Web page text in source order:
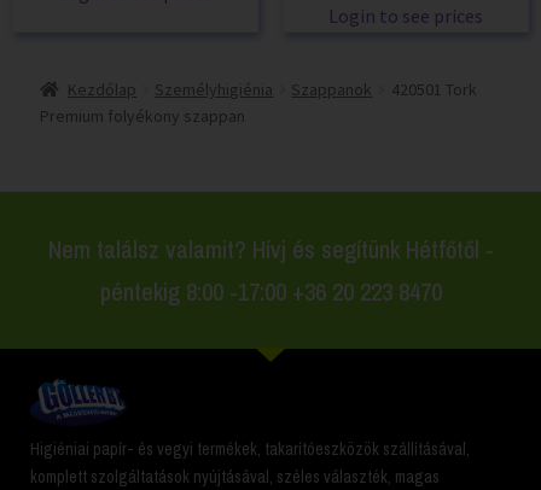
Login to see prices
Kezdőlap Személyhigiénia Szappanok
420501 Tork
Premium folyékony szappan
Nem találsz valamit? Hívj és segítünk Hétfőtől -
péntekig 8:00 -17:00 +36 20 223 8470
Higiéniai papír- és vegyi termékek, takarítóeszközök szállításával,
komplett szolgáltatások nyújtásával, széles választék, magas